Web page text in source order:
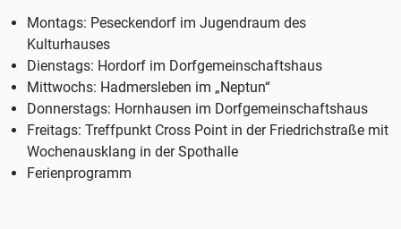
Montags: Peseckendorf im Jugendraum des
Kulturhauses
Dienstags: Hordorf im Dorfgemeinschaftshaus
Mittwochs: Hadmersleben im „Neptun“
Donnerstags: Hornhausen im Dorfgemeinschaftshaus
Freitags: Treffpunkt Cross Point in der Friedrichstraße mit
Wochenausklang in der Spothalle
Ferienprogramm